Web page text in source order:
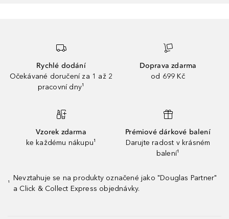
Rychlé dodání
Očekávané doručení za 1 až 2
pracovní dny¹
Doprava zdarma
od 699 Kč
Vzorek zdarma
ke každému nákupu¹
Prémiové dárkové balení
Darujte radost v krásném
balení¹
¹
Nevztahuje se na produkty označené jako "Douglas Partner"
a Click & Collect Express objednávky.